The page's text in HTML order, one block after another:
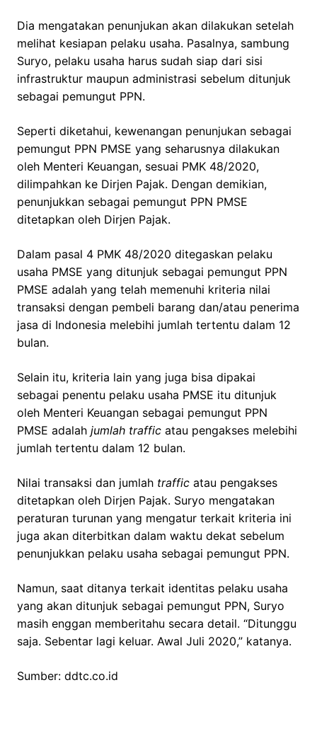
Dia mengatakan penunjukan akan dilakukan setelah
melihat kesiapan pelaku usaha. Pasalnya, sambung
Suryo, pelaku usaha harus sudah siap dari sisi
infrastruktur maupun administrasi sebelum ditunjuk
sebagai pemungut PPN.
Seperti diketahui, kewenangan penunjukan sebagai
pemungut PPN PMSE yang seharusnya dilakukan
oleh Menteri Keuangan, sesuai PMK 48/2020,
dilimpahkan ke Dirjen Pajak. Dengan demikian,
penunjukkan sebagai pemungut PPN PMSE
ditetapkan oleh Dirjen Pajak.
Dalam pasal 4 PMK 48/2020 ditegaskan pelaku
usaha PMSE yang ditunjuk sebagai pemungut PPN
PMSE adalah yang telah memenuhi kriteria nilai
transaksi dengan pembeli barang dan/atau penerima
jasa di Indonesia melebihi jumlah tertentu dalam 12
bulan.
Selain itu, kriteria lain yang juga bisa dipakai
sebagai penentu pelaku usaha PMSE itu ditunjuk
oleh Menteri Keuangan sebagai pemungut PPN
PMSE adalah jumlah traffic atau pengakses melebihi
jumlah tertentu dalam 12 bulan.
Nilai transaksi dan jumlah traffic atau pengakses
ditetapkan oleh Dirjen Pajak. Suryo mengatakan
peraturan turunan yang mengatur terkait kriteria ini
juga akan diterbitkan dalam waktu dekat sebelum
penunjukkan pelaku usaha sebagai pemungut PPN.
Namun, saat ditanya terkait identitas pelaku usaha
yang akan ditunjuk sebagai pemungut PPN, Suryo
masih enggan memberitahu secara detail. “Ditunggu
saja. Sebentar lagi keluar. Awal Juli 2020,” katanya.
Sumber: ddtc.co.id